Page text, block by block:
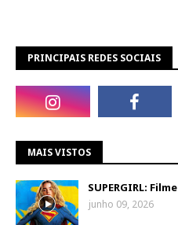
PRINCIPAIS REDES SOCIAIS
MAIS VISTOS
SUPERGIRL:
junho 09, 2026